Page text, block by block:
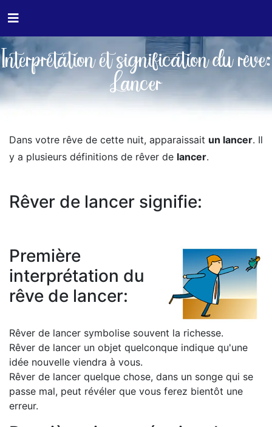
Interprétation et signification du rêve:
Lancer
Dans votre rêve de cette nuit, apparaissait un lancer. Il
y a plusieurs définitions de rêver de lancer.
Rêver de lancer signifie:
Première
interprétation du
rêve de lancer:
Rêver de lancer symbolise souvent la richesse.
Rêver de lancer un objet quelconque indique qu'une
idée nouvelle viendra à vous.
Rêver de lancer quelque chose, dans un songe qui se
passe mal, peut révéler que vous ferez bientôt une
erreur.